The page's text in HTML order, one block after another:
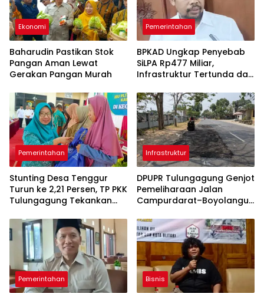
Ekonomi
Baharudin Pastikan Stok
Pangan Aman Lewat
Gerakan Pangan Murah
Pemerintahan
BPKAD Ungkap Penyebab
SiLPA Rp477 Miliar,
Infrastruktur Tertunda dan
Pemerintahan
Stunting Desa Tenggur
Turun ke 2,21 Persen, TP PKK
Tulungagung Tekankan
Berkelanjutan
Infrastruktur
DPUPR Tulungagung Genjot
Pemeliharaan Jalan
Campurdarat–Boyolangu,
Diperbaiki
Pemerintahan Bisnis